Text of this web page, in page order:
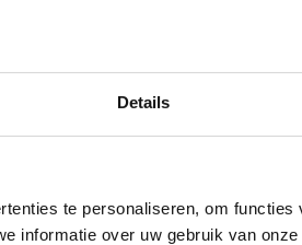
Details
te personaliseren, om
informatie over uw gebruik van